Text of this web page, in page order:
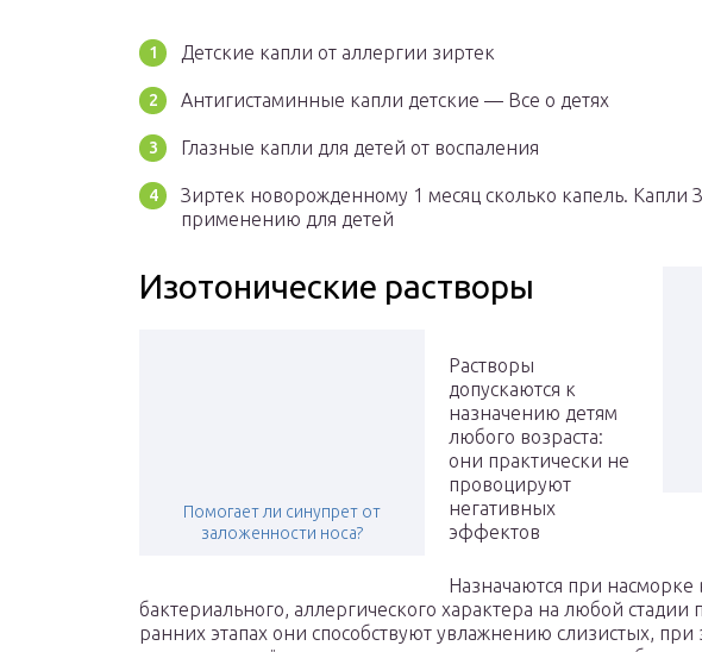
Детские капли от аллергии зиртек
Антигистаминные капли детские — Все о детях
Глазные капли для детей от воспаления
Зиртек новорожденному 1 месяц сколько капель. Капли
применению для детей
Изотонические растворы
Помогает ли синупрет от
заложенности носа?
Растворы
допускаются к
назначению детям
любого возраста:
они практически не
провоцируют
негативных
эффектов
Назначаются при насморке
бактериального, аллергического характера на любой стадии
ранних этапах они способствуют увлажнению слизистых,